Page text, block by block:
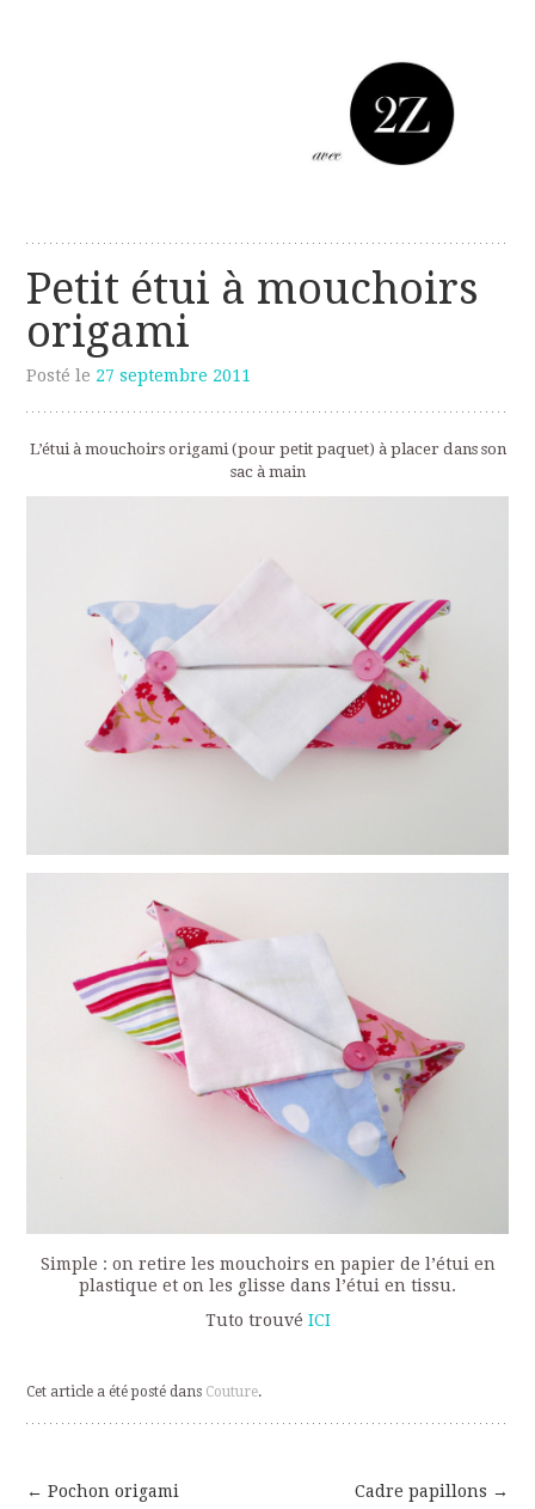
avec deux z
Petit étui à mouchoirs
origami
Posté le 27 septembre 2011
L’étui à mouchoirs origami (pour petit paquet) à placer dans son
sac à main
Simple : on retire les mouchoirs en papier de l’étui en
plastique et on les glisse dans l’étui en tissu.
Tuto trouvé ICI
Cet article a été posté dans Couture.
← Pochon origami Cadre papillons →